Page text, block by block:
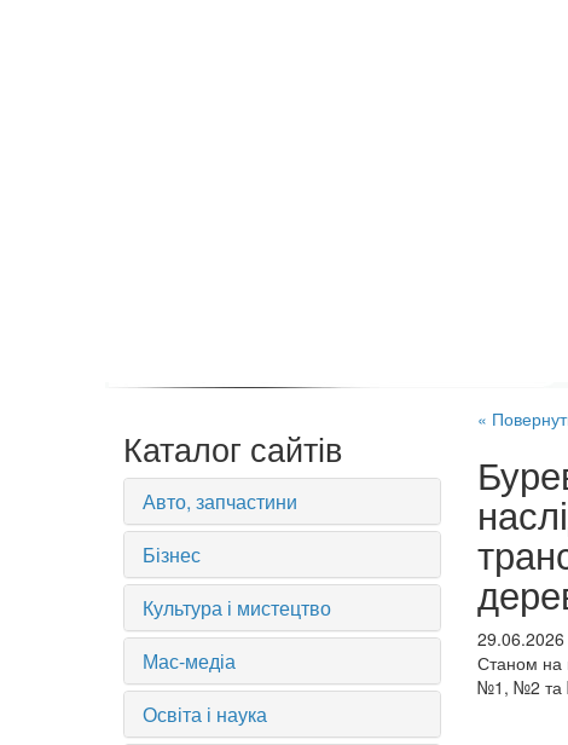
Каталог сайтів
Авто, запчастини
Бізнес
Культура і мистецтво
Мас-медіа
Освіта і наука
«
Станом на
№1, №2 та